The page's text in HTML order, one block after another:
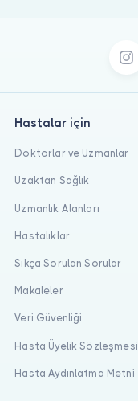
Hastalar için
Doktorlar ve Uzmanlar
Uzaktan Sağlık
Uzmanlık Alanları
Hastalıklar
Sıkça Sorulan Sorular
Makaleler
Veri Güvenliği
Hasta Üyelik Sözleşmesi
Hasta Aydınlatma Metni